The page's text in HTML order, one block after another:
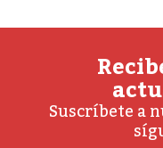
Suscríbete a